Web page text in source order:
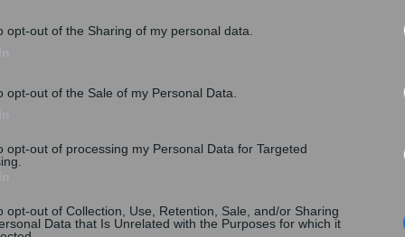
opt-out of the Sharing of my personal data.
opt-out of the Sale of my Personal Data.
opt-out of processing my Personal Data for Targeted
opt-out of Collection, Use, Retention, Sale, and/or Sharing
Data that Is Unrelated with the Purposes for which it